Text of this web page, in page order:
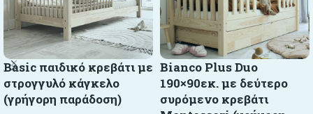
Basic παιδικό κρεβάτι με
στρογγυλό κάγκελο
(γρήγορη παράδοση)
Bianco Plus Duo
190×90εκ. με δεύτερο
συρόμενο κρεβάτι